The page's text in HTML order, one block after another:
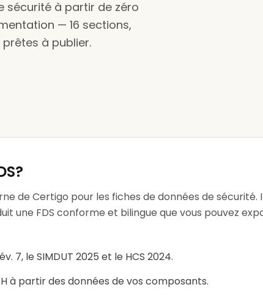
sécurité à partir de zéro
— 16 sections,
prêtes à publier.
de Certigo pour les fiches de données de sécurité.
une FDS conforme et bilingue que vous pouvez
7, le SIMDUT 2025 et le HCS 2024.
à partir des données de vos composants.